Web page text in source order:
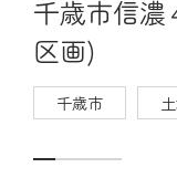
生杉建設について
施工事例
千歳市信濃
区画)
千歳市